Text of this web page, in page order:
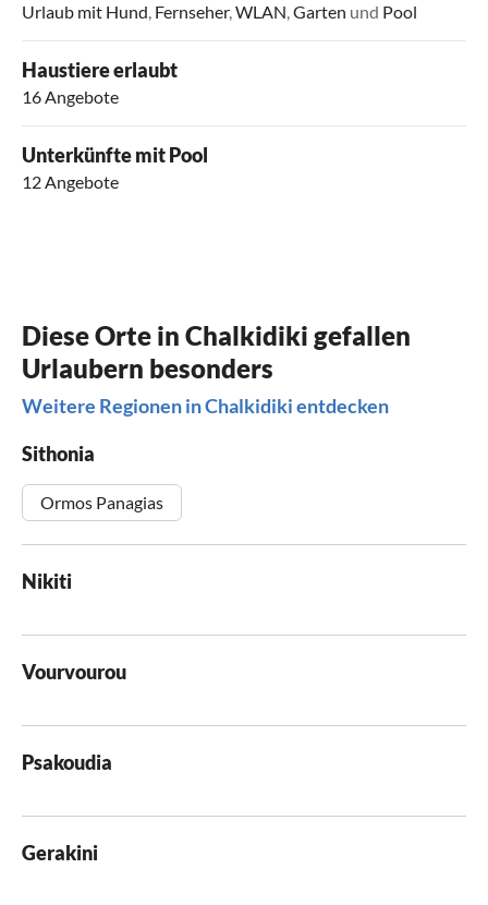
Urlaub mit Hund, Fernseher,WLAN,Garten und Pool
Haustiere erlaubt
16 Angebote
Unterkünfte mit Pool
12 Angebote
Diese Orte in Chalkidiki gefallen
Urlaubern besonders
Weitere Regionen in Chalkidiki entdecken
Sithonia
Ormos Panagias
Nikiti
Vourvourou
Psakoudia
Gerakini